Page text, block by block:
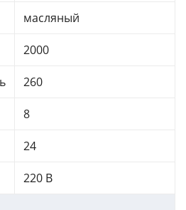
масляный
2000
260
8
24
220 В